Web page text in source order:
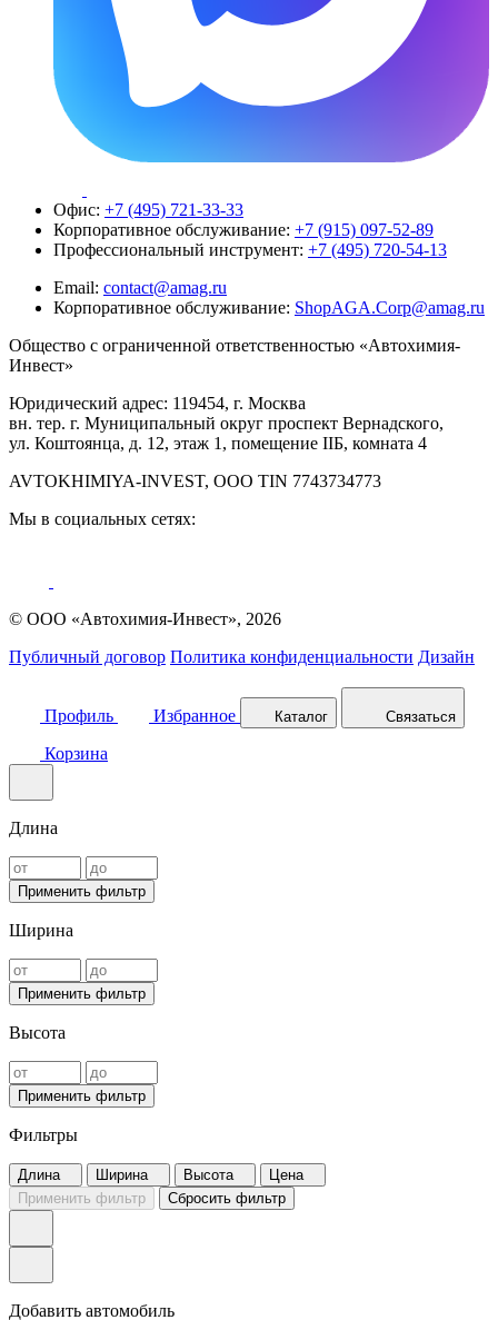
Офис: +7 (495) 721-33-33
Корпоративное обслуживание: +7 (915) 097-52-89
Профессиональный инструмент: +7 (495) 720-54-13
Email: contact@amag.ru
Корпоративное обслуживание: ShopAGA.Corp@amag.ru
Общество с ограниченной ответственностью «Автохимия-
Инвест»
Юридический адрес: 119454, г. Москва
вн. тер. г. Муниципальный округ проспект Вернадского,
ул. Коштоянца, д. 12, этаж 1, помещение IIБ, комната 4
AVTOKHIMIYA-INVEST, OOO TIN 7743734773
Мы в социальных сетях:
© ООО «Автохимия-Инвест», 2026
Публичный договор Политика конфиденциальности Дизайн
Профиль Избранное Каталог Связаться
Корзина
Длина
Применить фильтр
Ширина
Применить фильтр
Высота
Применить фильтр
Фильтры
Длина Ширина Высота
Цена
Применить фильтр
Сбросить фильтр
Добавить автомобиль